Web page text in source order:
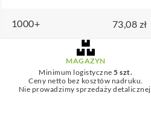
1000+ 73,08 zł
MAGAZYN
Minimum logistyczne5 szt.
Ceny netto bez kosztów nadruku.
Nie prowadzimy sprzedaży detalicznej.